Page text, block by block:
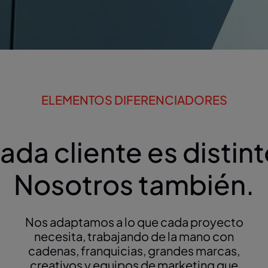
ELEMENTOS DIFERENCIADORES
cliente es
Nosotros también.
Nos adaptamos a lo que cada proyecto
necesita, trabajando de la mano con
cadenas, franquicias, grandes marcas,
creativos y equipos de marketing que